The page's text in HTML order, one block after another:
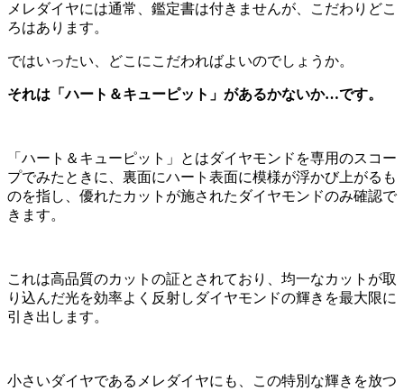
メレダイヤには通常、鑑定書は付きませんが、こだわりどこ
ろはあります。
ではいったい、どこにこだわればよいのでしょうか。
それは「ハート＆キューピット」があるかないか…です。
「ハート＆キューピット」とはダイヤモンドを専用のスコー
プでみたときに、裏面にハート表面に模様が浮かび上がるも
のを指し、優れたカットが施されたダイヤモンドのみ確認で
きます。
これは高品質のカットの証とされており、均一なカットが取
り込んだ光を効率よく反射しダイヤモンドの輝きを最大限に
引き出します。
小さいダイヤであるメレダイヤにも、この特別な輝きを放つ